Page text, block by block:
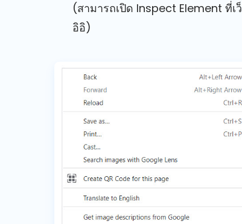
(สามารถเปิด Inspect Element ที่เ
อิอิ)